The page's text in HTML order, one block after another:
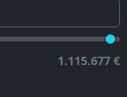
1.115.677 €